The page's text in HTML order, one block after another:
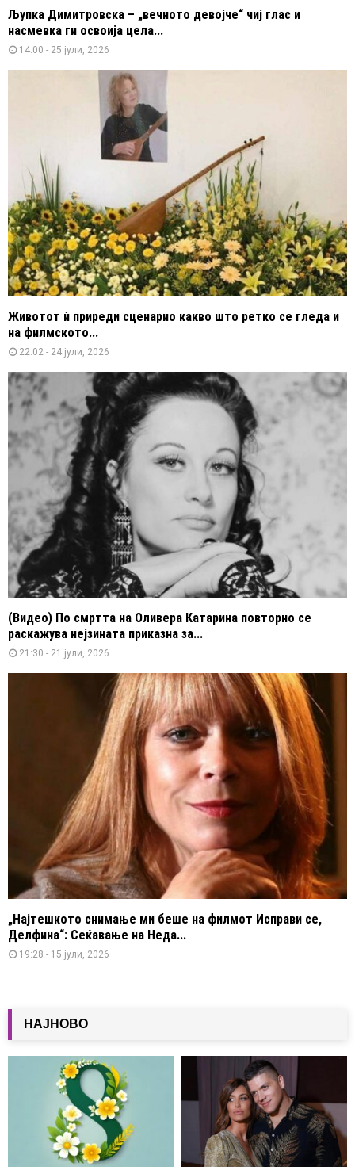
Љупка Димитровска – „вечното девојче“ чиј глас и
насмевка ги освоија цела...
14:00 - 25 јули, 2026
Животот ѝ приреди сценарио какво што ретко се гледа и
на филмското...
22:02 - 24 јули, 2026
(Видео) По смртта на Оливера Катарина повторно се
раскажува нејзината приказна за...
21:30 - 21 јули, 2026
„Најтешкото снимање ми беше на филмот Исправи се,
Делфина“: Сеќавање на Неда...
19:28 - 15 јули, 2026
НАЈНОВО